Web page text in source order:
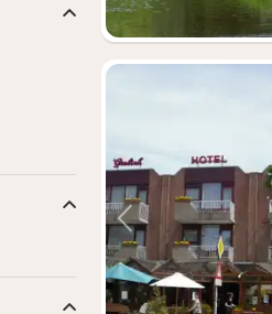
Vorige foto